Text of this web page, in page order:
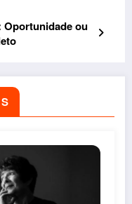
Oportunidade ou